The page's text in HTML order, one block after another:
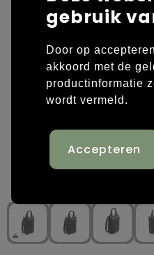
Laptop hoezen en
Overige tassen
Papieren tassen
Reistassen
Schoudertassen
Overige kleding
Polo's
Sweaters bedrukken
Vesten bedrukken
gebruik
Door op
akkoord met de
productinformatie
wordt vermeld.